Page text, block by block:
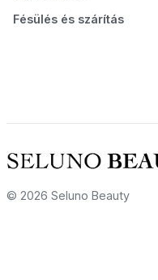
Fésülés és szárítás
© 2026 Seluno Beauty